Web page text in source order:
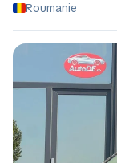
Roumanie